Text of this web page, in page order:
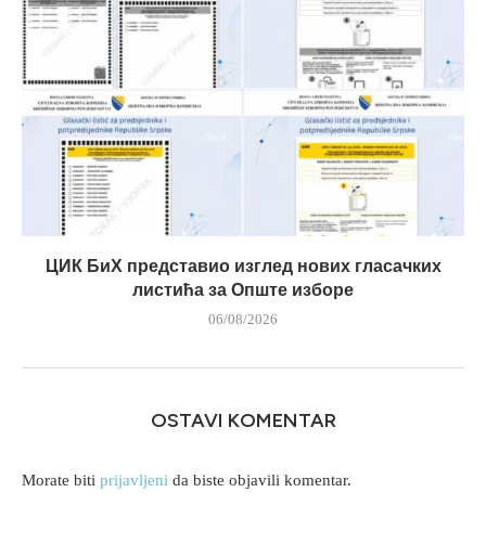
ЦИК БиХ представио изглед нових гласачких
листића за Опште изборе
06/08/2026
OSTAVI KOMENTAR
Morate biti prijavljeni da biste objavili komentar.